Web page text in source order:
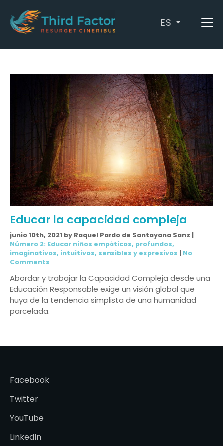
ES
Archives: Diversidad
Educar la capacidad compleja
junio 10th, 2021 by Raquel Pardo de Santayana Sanz |
Número 2: Educar niños empáticos, profundos,
imaginativos, intuitivos, sensibles y expresivos | No
Comments
Abordar y trabajar la Capacidad Compleja desde una
Educación Responsable exige un visión global que
huya de la tendencia simplista de una humanidad
parcelada.
Facebook
Twitter
YouTube
LinkedIn